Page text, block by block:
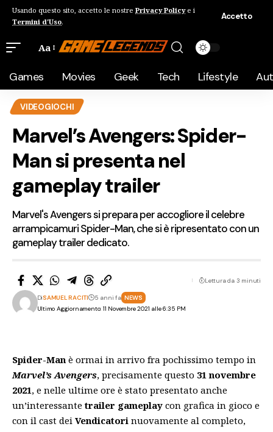
Usando questo sito, accetto le nostre Privacy Policye i
Termini d'Uso.
Accetto
Aa
Games Movies Geek Tech Lifestyle
VIDEOGIOCHI
Marvel’s Avengers: Spider-
Man si presenta nel
gameplay trailer
Marvel's Avengers si prepara per accogliore il celebre
arrampicamuri Spider-Man, che si è ripresentato con un
gameplay trailer dedicato.
Ultimo Aggiornamento: 11 Novembre 2021 alle 6:35 PM
DiSAMUEL RACITI 5 anni fa NEWS
Lettura da 3 minuti
Spider-Man è ormai in arrivo fra pochissimo tempo in
Marvel’s Avengers, precisamente questo 31 novembre
2021, e nelle ultime ore è stato presentato anche
un’interessantetrailer gameplay con grafica in gioco e
con il cast dei Vendicatori nuovamente al completo,